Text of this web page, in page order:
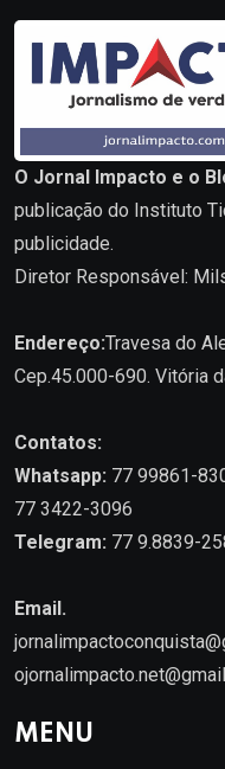
O Jornal Impacto e o
publicação do Instituto
publicidade.
Diretor Responsável:
Endereço:Travesa do
Cep.45.000-690. Vitória
Contatos:
Whatsapp: 77 99861-
77 3422-3096
Telegram: 77 9.8839-
Email.
MENU